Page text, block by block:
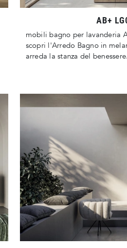
AB+
mobili bagno per lavanderia
scopri l'Arredo Bagno in
arreda la stanza del benessere.